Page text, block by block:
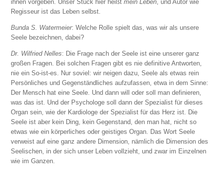
ihnen vorgeben. Unser Stück hier heißtmein Leben, und Autor wie
Regisseur ist das Leben selbst.
Bunda S. Watermeier: Welche Rolle spielt das, was wir als unsere
Seele bezeichnen, dabei?
Dr. Wilfried Nelles: Die Frage nach der Seele ist eine unserer ganz
großen Fragen. Bei solchen Fragen gibt es nie definitive Antworten,
nie ein So-ist-es. Nur soviel: wir neigen dazu, Seele als etwas rein
Persönliches und Gegenständliches aufzufassen, etwa in dem Sinne:
Der Mensch hat eine Seele. Und dann will oder soll man definieren,
was das ist. Und der Psychologe soll dann der Spezialist für dieses
Organ sein, wie der Kardiologe der Spezialist für das Herz ist. Die
Seele ist aber kein Ding, kein Gegenstand, den man hat, nicht so
etwas wie ein körperliches oder geistiges Organ. Das Wort Seele
verweist auf eine ganz andere Dimension, nämlich die Dimension des
Seelischen, in der sich unser Leben vollzieht, und zwar im Einzelnen
wie im Ganzen.